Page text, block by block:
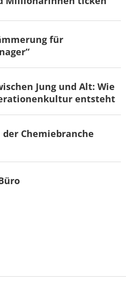
für
Jung und Alt: Wie
entsteht
Chemiebranche